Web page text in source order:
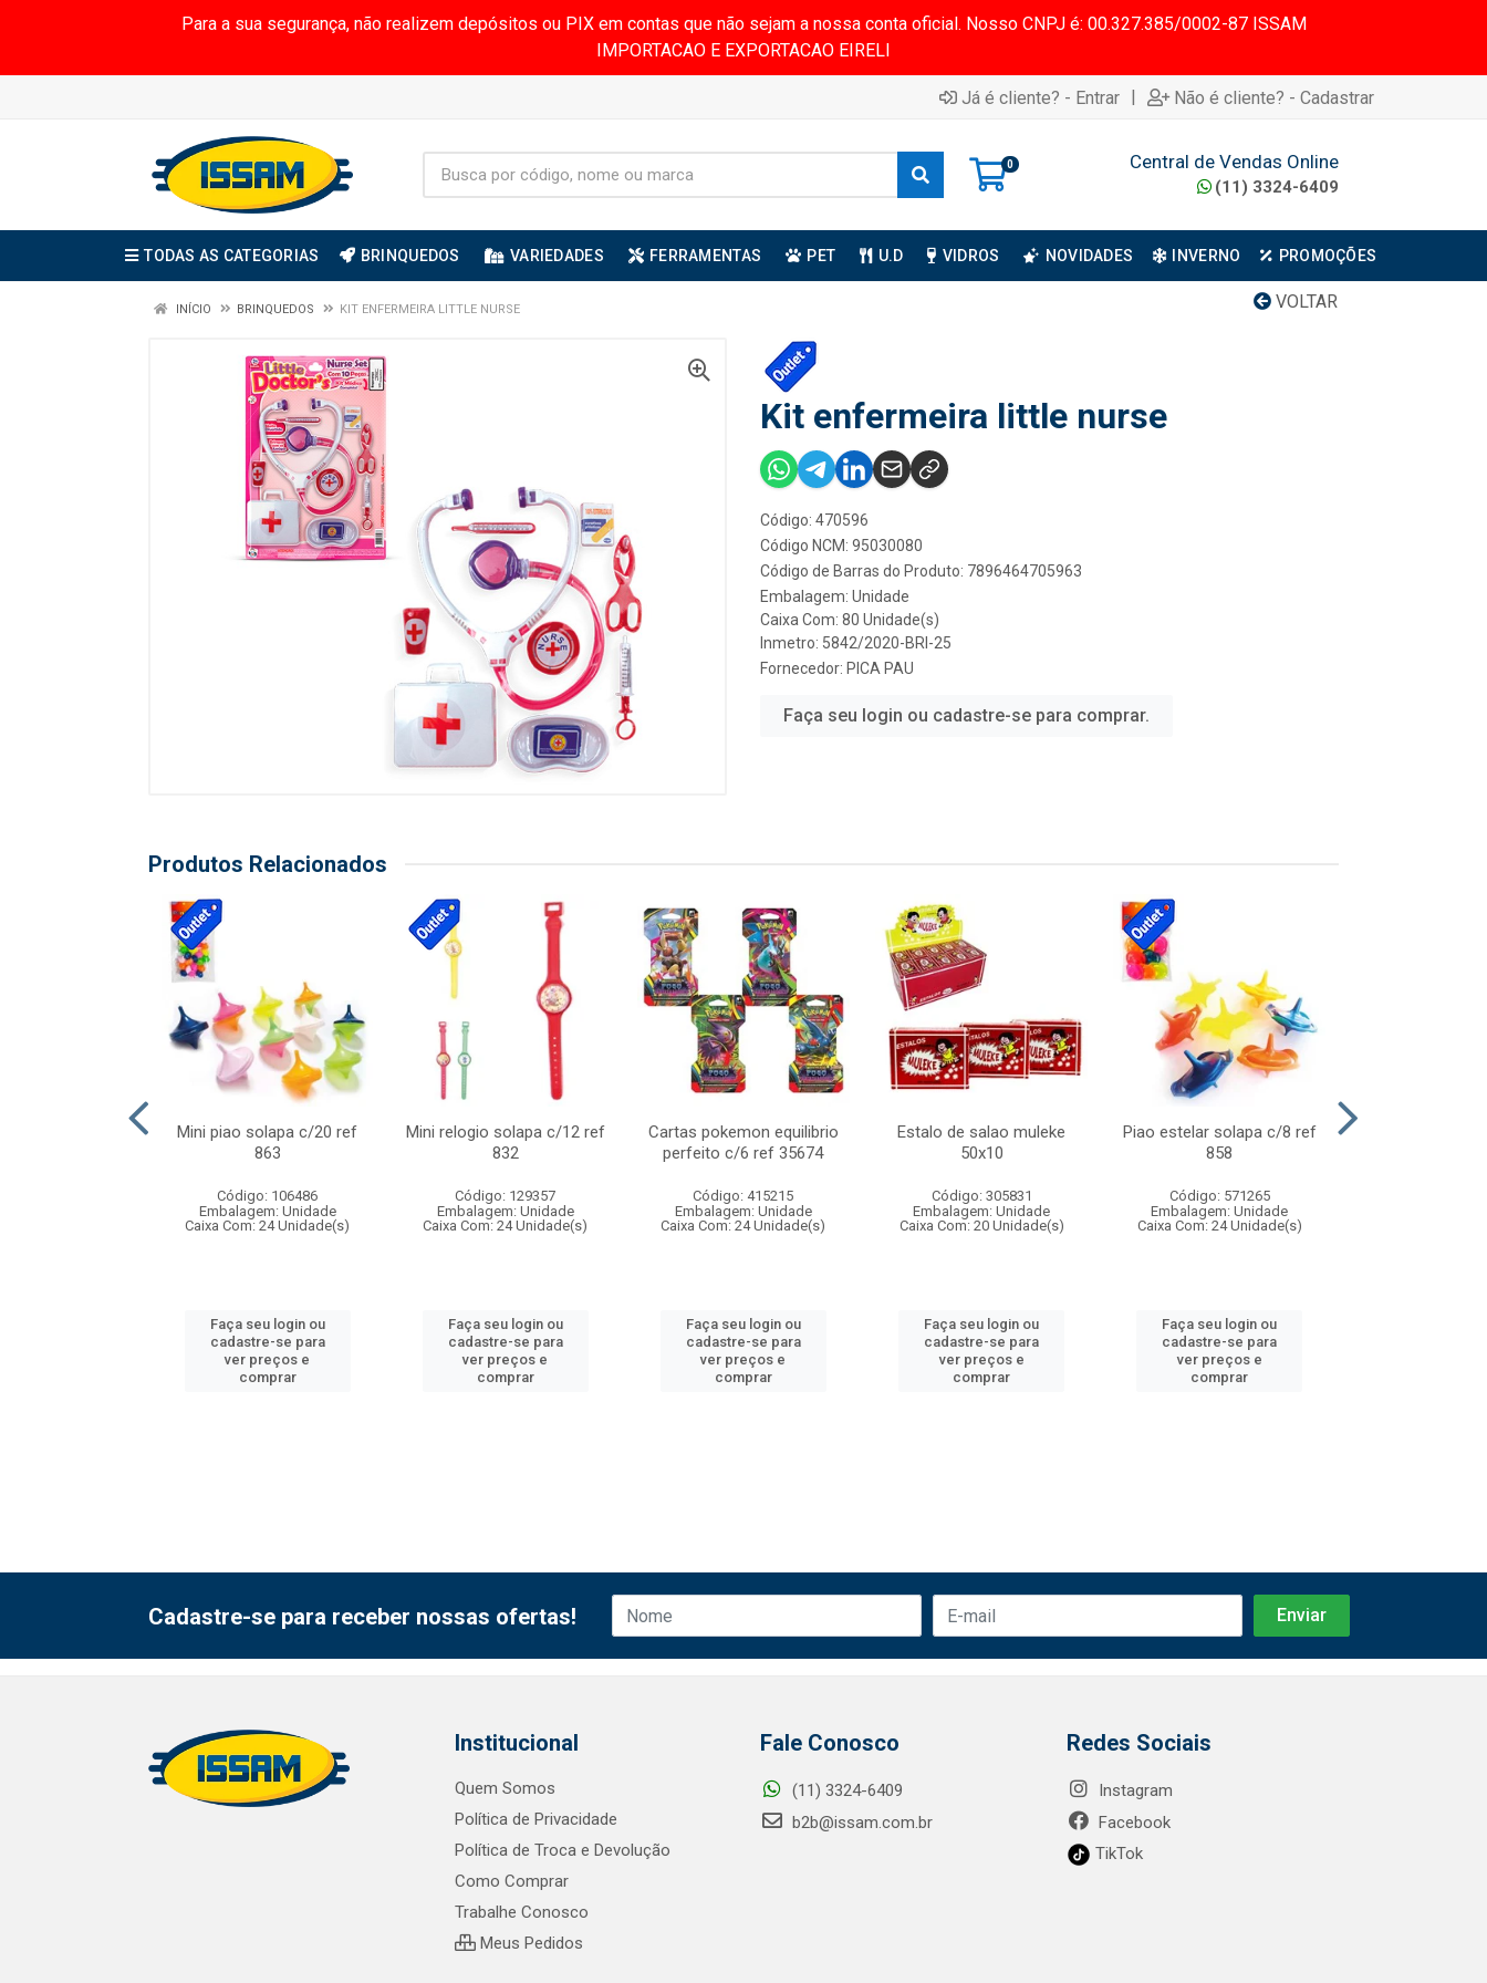
Para a sua segurança, não realizem depósitos ou PIX em contas que não sejam a nossa conta oficial. Nosso CNPJ é: 00.327.385/0002-87 ISSAM
IMPORTACAO E EXPORTACAO EIRELI
Já é cliente? - Entrar | Não é cliente? - Cadastrar
0 Central de Vendas Online
(11) 3324-6409
TODAS AS CATEGORIAS BRINQUEDOS VARIEDADES FERRAMENTAS PET U.D VIDROS NOVIDADES INVERNO PROMOÇÕES
VOLTAR
INÍCIO BRINQUEDOS KIT ENFERMEIRA LITTLE NURSE
Kit enfermeira little nurse
Código: 470596
Código NCM: 95030080
Código de Barras do Produto: 7896464705963
Embalagem: Unidade
Caixa Com: 80 Unidade(s)
Inmetro: 5842/2020-BRI-25
Fornecedor: PICA PAU
Faça seu login ou cadastre-se para comprar.
Produtos Relacionados
Mini piao solapa c/20 ref
863
Código: 106486
Embalagem: Unidade
Caixa Com: 24 Unidade(s)
Faça seu login ou
cadastre-se para
ver preços e
comprar
Mini relogio solapa c/12 ref
832
Código: 129357
Embalagem: Unidade
Caixa Com: 24 Unidade(s)
Faça seu login ou
cadastre-se para
ver preços e
comprar
Cartas pokemon equilibrio
perfeito c/6 ref 35674
Código: 415215
Embalagem: Unidade
Caixa Com: 24 Unidade(s)
Faça seu login ou
cadastre-se para
ver preços e
comprar
Estalo de salao muleke
50x10
Código: 305831
Embalagem: Unidade
Caixa Com: 20 Unidade(s)
Faça seu login ou
cadastre-se para
ver preços e
comprar
Piao estelar solapa c/8 ref
858
Código: 571265
Embalagem: Unidade
Caixa Com: 24 Unidade(s)
Faça seu login ou
cadastre-se para
ver preços e
comprar
Cadastre-se para receber nossas ofertas!
Institucional
Quem Somos
Política de Privacidade
Política de Troca e Devolução
Como Comprar
Trabalhe Conosco
Meus Pedidos
Fale Conosco
(11) 3324-6409
b2b@issam.com.br
Redes Sociais
Instagram
Facebook
TikTok